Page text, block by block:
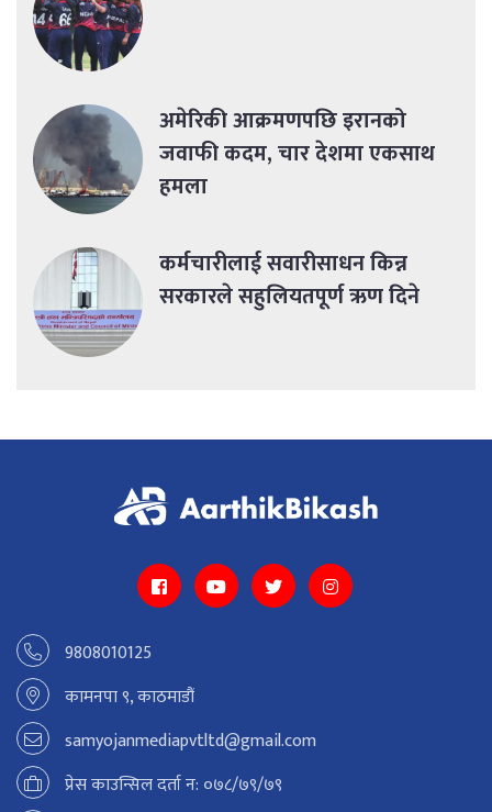
अमेरिकी आक्रमणपछि इरानको
जवाफी कदम, चार देशमा एकसाथ
हमला
कर्मचारीलाई सवारीसाधन किन्न
सरकारले सहुलियतपूर्ण ऋण दिने
9808010125
कामनपा ९, काठमाडौं
samyojanmediapvtltd@gmail.com
प्रेस काउन्सिल दर्ता न: ०७८/७९/७९